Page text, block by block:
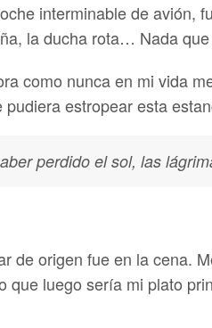
interminable de avión,
la ducha rota… Nada
como nunca en mi vida
estropear esta
perdido el sol, las
de origen fue en la cena.
que luego sería mi plato